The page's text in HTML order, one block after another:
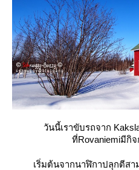
วันนี้เราขับรถจาก
ที่Rovaniemiมีกิ
เริ่มต้นจากนาฬิกาปลุกตีสา